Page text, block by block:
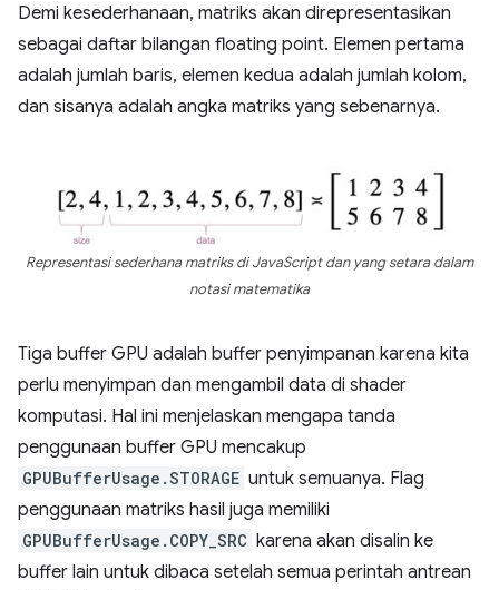
Demi kesederhanaan, matriks akan direpresentasikan
sebagai daftar bilangan floating point. Elemen pertama
adalah jumlah baris, elemen kedua adalah jumlah kolom,
dan sisanya adalah angka matriks yang sebenarnya.
Representasi sederhana matriks di JavaScript dan yang setara dalam
notasi matematika
Tiga buffer GPU adalah buffer penyimpanan karena kita
perlu menyimpan dan mengambil data di shader
komputasi. Hal ini menjelaskan mengapa tanda
penggunaan buffer GPU mencakup
GPUBufferUsage.STORAGE untuk semuanya. Flag
penggunaan matriks hasil juga memiliki
GPUBufferUsage.COPY_SRC karena akan disalin ke
buffer lain untuk dibaca setelah semua perintah antrean